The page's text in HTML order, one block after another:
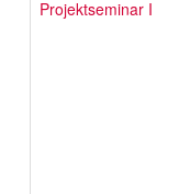
Projektseminar I